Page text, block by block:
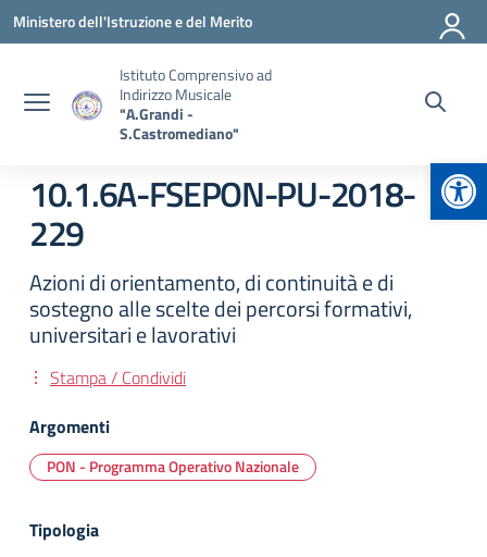
Vai ai contenuti
Vai al menu di navigazione
Vai al footer
Ministero dell'Istruzione e del Merito
Istituto Comprensivo ad
Indirizzo Musicale
"A.Grandi -
S.Castromediano"
10.1.6A-FSEPON-PU-2018-
229
Azioni di orientamento, di continuità e di
sostegno alle scelte dei percorsi formativi,
universitari e lavorativi
Stampa / Condividi
Argomenti
PON - Programma Operativo Nazionale
Tipologia